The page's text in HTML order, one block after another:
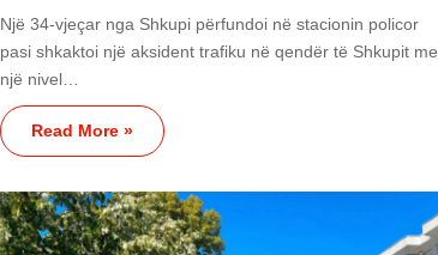
Një 34-vjeçar nga Shkupi përfundoi në stacionin policor
pasi shkaktoi një aksident trafiku në qendër të Shkupit me
një nivel…
Read More »